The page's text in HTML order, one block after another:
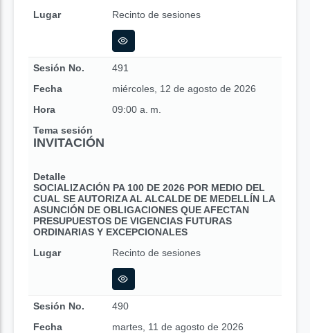
Lugar
Recinto de sesiones
Sesión No.
491
Fecha
miércoles, 12 de agosto de 2026
Hora
09:00 a. m.
Tema sesión
INVITACIÓN
Detalle
SOCIALIZACIÓN PA 100 DE 2026 POR MEDIO DEL
CUAL SE AUTORIZA AL ALCALDE DE MEDELLÍN LA
ASUNCIÓN DE OBLIGACIONES QUE AFECTAN
PRESUPUESTOS DE VIGENCIAS FUTURAS
ORDINARIAS Y EXCEPCIONALES
Lugar
Recinto de sesiones
Sesión No.
490
Fecha
martes, 11 de agosto de 2026